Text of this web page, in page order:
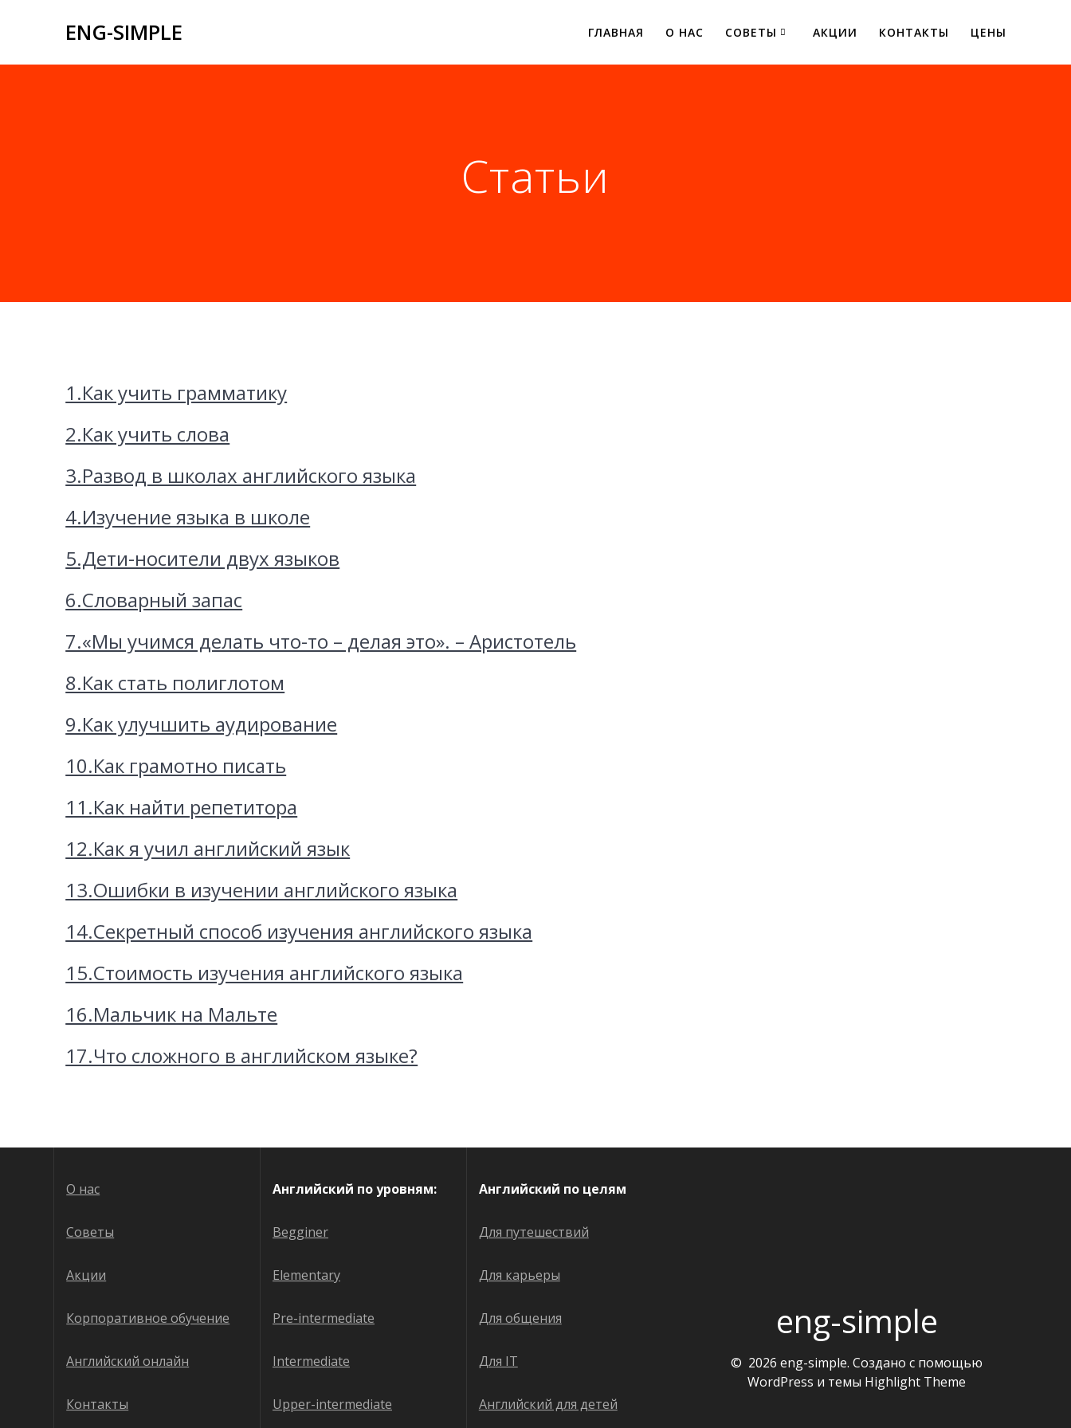
ENG-SIMPLE ГЛАВНАЯ О НАС СОВЕТЫ АКЦИИ КОНТАКТЫ ЦЕНЫ
Статьи
1.Как учить грамматику
2.Как учить слова
3.Развод в школах английского языка
4.Изучение языка в школе
5.Дети-носители двух языков
6.Словарный запас
7.«Мы учимся делать что-то – делая это». – Аристотель
8.Как стать полиглотом
9.Как улучшить аудирование
10.Как грамотно писать
11.Как найти репетитора
12.Как я учил английский язык
13.Ошибки в изучении английского языка
14.Секретный способ изучения английского языка
15.Стоимость изучения английского языка
16.Мальчик на Мальте
17.Что сложного в английском языке?
О нас
Советы
Акции
Корпоративное обучение
Английский онлайн
Контакты
Английский по уровням:
Begginer
Elementary
Pre-intermediate
Intermediate
Upper-intermediate
Английский по целям
Для путешествий
Для карьеры
Для общения
Для IT
Английский для детей
eng-simple
© 2026 eng-simple. Создано с помощью
WordPress и темы Highlight Theme